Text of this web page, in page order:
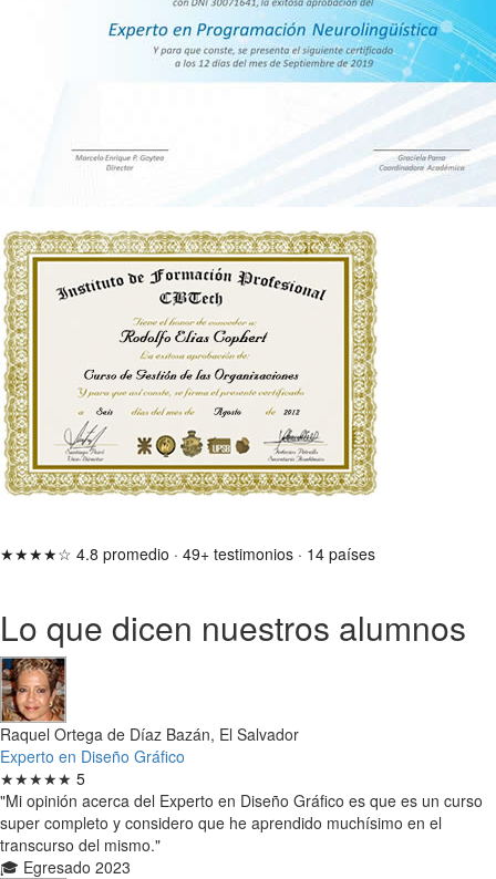
★★★★☆ 4.8 promedio · 49+ testimonios · 14 países
Lo que dicen nuestros alumnos
Raquel Ortega de Díaz Bazán, El Salvador
Experto en Diseño Gráfico
★★★★★ 5
"Mi opinión acerca del Experto en Diseño Gráfico es que es un curso
super completo y considero que he aprendido muchísimo en el
transcurso del mismo."
🎓 Egresado 2023